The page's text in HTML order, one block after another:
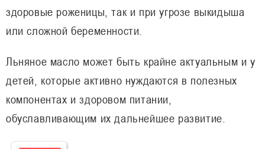
здоровые роженицы, так и при угрозе выкидыша
или сложной беременности.
Льняное масло может быть крайне актуальным и у
детей, которые активно нуждаются в полезных
компонентах и здоровом питании,
обуславливающим их дальнейшее развитие.